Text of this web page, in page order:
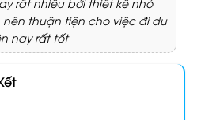
thuận tiện cho việc đi du
nay rất tốt